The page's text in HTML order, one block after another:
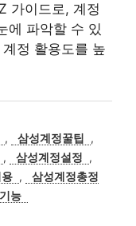
가이드로, 계정
에 파악할 수 있
정 활용도를 높
, 삼성계정꿀팁
,
, 삼성계정설정
,
,
삼성계정총정
능